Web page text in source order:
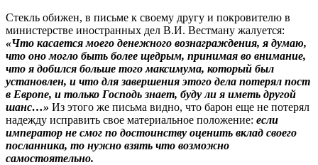
Стекль обижен, в письме к своему другу и покровителю в
министерстве иностранных дел В.И. Вестману жалуется:
«Что касается моего денежного вознаграждения, я думаю,
что оно могло быть более щедрым, принимая во внимание,
что я добился больше того максимума, который был
установлен, и что для завершения этого дела потерял пост
в Европе, и только Господь знает, буду ли я иметь другой
шанс…» Из этого же письма видно, что барон еще не потерял
надежду исправить свое материальное положение: если
император не смог по достоинству оценить вклад своего
посланника, то нужно взять что возможно
самостоятельно.